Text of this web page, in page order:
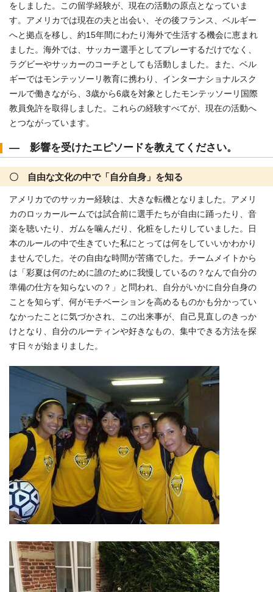
をしました。この留学経験が、現在の活動の原点となっていま
す。アメリカでは現在の夫と出会い、その後フランス、ベルギー
へと拠点を移し、約15年間にわたり海外で生活する機会に恵まれ
ました。海外では、サッカー選手としてプレーするだけでなく、
ラグビーやサッカーのコーチとしても活動しました。また、ベル
ギーではモンテッソーリ教育に携わり、インターナショナルスク
ールで働きながら、3歳から6歳を対象としたモンテッソーリ国際
教員免許を取得しました。これらの経験すべてが、現在の活動へ
とつながっています。
― 影響を受けたエピソードを教えてください。
〇 自由な文化の中で「自分自身」を知る
アメリカでのサッカー経験は、大きな転機となりました。アメリ
カのロッカールームでは試合前に選手たちが自由に踊ったり、音
楽を聴いたり、ガムを噛んだり、化粧をしたりしていました。日
本のルールの中で生きていた私にとっては何をしていいかわかり
ませんでした。その自由な時間が苦痛でした。チームメイトから
は「彩夏は何のために誰のために我慢しているの？なんで自分の
準備の仕方を知らないの？」と問われ、自分がいかに自分自身の
ことを知らず、何がモチベーションを高めるものかも分かってい
なかったことに気づかされ、この出来事が、自己見直しのきっか
けとなり、自分のルーティンや好きなもの、集中できる方法を探
す日々が始まりました。